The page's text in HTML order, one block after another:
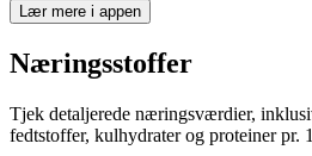
Lær mere i appen
Næringsstoffer
Tjek detaljerede næringsværdier,
fedtstoffer, kulhydrater og proteiner pr.